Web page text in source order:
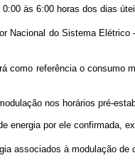
às 6:00 horas dos dias
Nacional do Sistema
referência o consumo
nos horários pré-
por ele confirmada,
associados à modulação